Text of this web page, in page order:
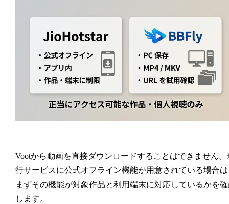
Vootから動画を直接ダウンロードすることはできません。
行サービスに公式オフライン機能が用意されている場合
まずその機能が対象作品と利用端末に対応しているかを
します。